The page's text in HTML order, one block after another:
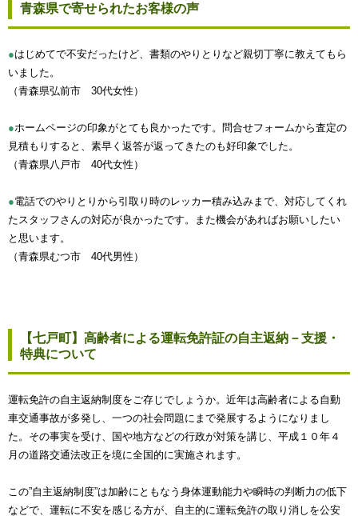
青森県で寄せられたお客様の声
●はじめてで不安だったけど、書類のやりとりなど親切丁寧に教えてもら
いました。
（青森県弘前市 30代女性）
●ホームページの印象がとても良かったです。問合せフォームから査定の
見積もりすると、素早く返答が返ってきたのも好印象でした。
（青森県八戸市 40代女性）
●電話でのやりとりから引取り時のレッカー積み込みまで、対応してくれ
たスタッフさんの対応が良かったです。また機会があればお願いしたい
と思います。
（青森県むつ市 40代男性）
【七戸町】高齢者による運転免許証の自主返納－支援・
特典について
運転免許の自主返納制度をご存じでしょうか。近年は高齢者による自動
車交通事故が多発し、一つの社会問題にまで発展するようになりまし
た。その事実を受け、国や地方などの行政が対策を講じ、平成１０年４
月の道路交通法改正を境に全国的に実施されます。
この”自主返納制度”は加齢にともなう身体運動能力や瞬時の判断力の低下
などで、運転に不安を感じる方が、自主的に運転免許の取り消しを公安